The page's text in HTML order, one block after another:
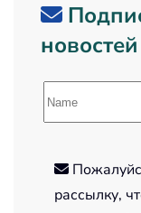
новостей
рассылку,